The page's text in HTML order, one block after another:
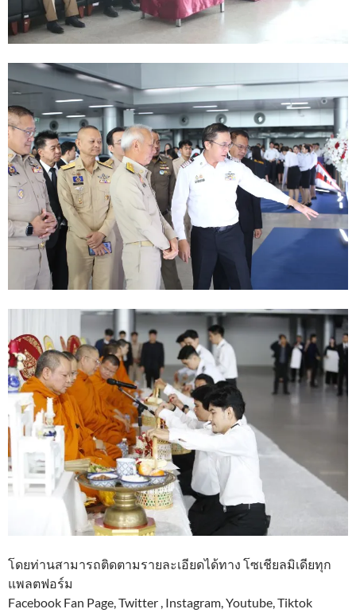
โดยท่านสามารถติดตามรายละเอียดได้ทาง โซเชียลมิเดียทุก
แพลตฟอร์ม
Facebook Fan Page, Twitter , Instagram, Youtube, Tiktok